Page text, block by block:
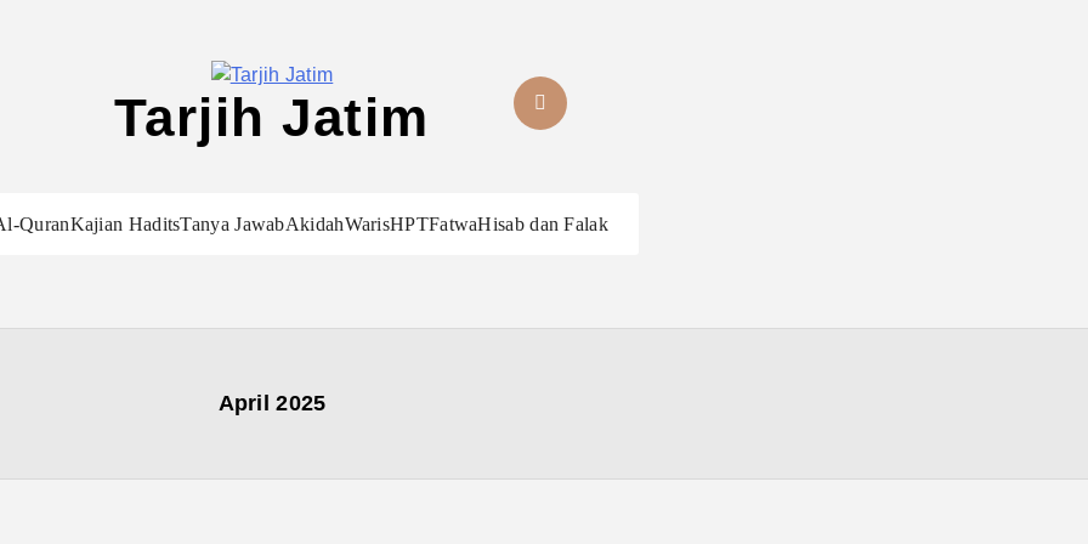
Tarjih Jatim
QuranKajian HaditsTanya JawabAkidahWarisHPTFatwaHisab dan Falak
April 2025